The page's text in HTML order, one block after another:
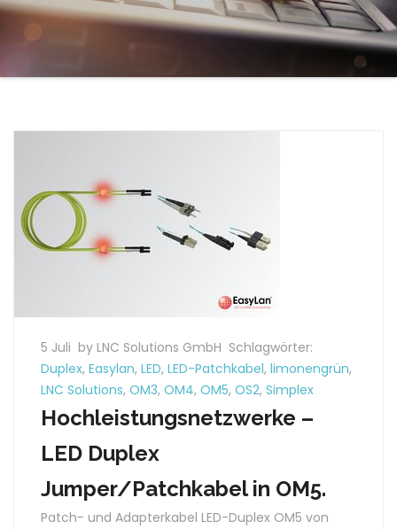
5 Juli by LNC Solutions GmbH Schlagwörter:
Duplex, Easylan, LED, LED-Patchkabel, limonengrün,
LNC Solutions, OM3, OM4, OM5, OS2, Simplex
Hochleistungsnetzwerke –
LED Duplex
Jumper/Patchkabel in OM5.
Patch- und Adapterkabel LED-Duplex OM5 von